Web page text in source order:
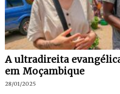
A ultradireita
em Moçambique
28/01/2025